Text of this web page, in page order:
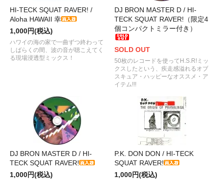
HI-TECK SQUAT RAVER! /
Aloha HAWAII 幸
1,000円(税込)
ハワイの海の家で一曲ずつ終わって
しばらくの間、波の音が聴こえてく
る現場浸透型ミックス！
DJ BRON MASTER D / HI-
TECK SQUAT RAVER!（限定4
個コンパクトミラー付き）
SOLD OUT
50枚のレコードを使ってH.S.R!ミッ
クスしたという、疾走感溢れるオブ
スキュア・ハッピーなオススメ・ア
イテム!!!
DJ BRON MASTER D / HI-
TECK SQUAT RAVER!
1,000円(税込)
P.K. DON DON / HI-TECK
SQUAT RAVER!
1,000円(税込)